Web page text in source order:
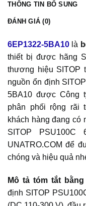
THÔNG TIN BỔ SUNG
ĐÁNH GIÁ (0)
6EP1322-5BA10 là
thiết bị được hãng
thương hiệu SITOP
nguồn ổn định
5BA10 được Công
phân phối rộng rãi
khách hàng đang có
SITOP PSU100C
UNATRO.COM để
chóng và hiệu quả
Mô tả tóm tắt
định SITOP